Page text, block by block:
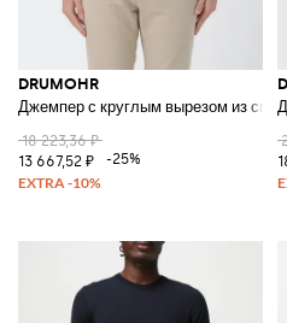
DRUMOHR
Джемпер с круглым вырезом из
18 223,36 ₽
13 667,52 ₽
-25%